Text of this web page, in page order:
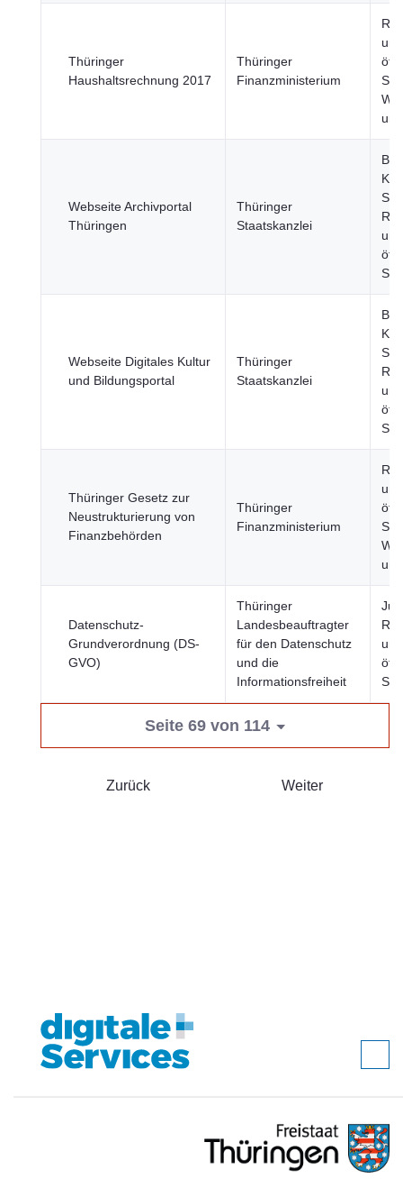
Thüringer
Haushaltsrechnung 2017
Thüringer
Finanzministerium
und
Webseite Archivportal
Thüringen
Thüringer
Staatskanzlei
und
Webseite Digitales Kultur
und Bildungsportal
Thüringer
Staatskanzlei
und
Thüringer Gesetz zur
Neustrukturierung von
Finanzbehörden
Thüringer
Finanzministerium
und
Datenschutz-
Grundverordnung (DS-
GVO)
Thüringer
Landesbeauftragter
für den Datenschutz
und die
Informationsfreiheit
und
Seite 69 von 114
Zurück Weiter